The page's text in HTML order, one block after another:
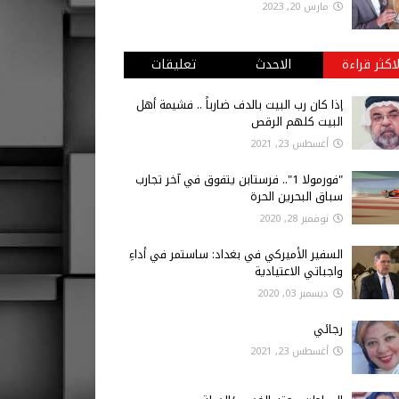
مارس 20, 2023
قراءة الاحدث تعليقات
إذا كان رب البيت بالدف ضارباً .. فشيمة أهل
البيت كلهم الرقص
أغسطس 23, 2021
"فورمولا 1".. فرستابن يتفوق في آخر تجارب
سباق البحرين الحرة
نوفمبر 28, 2020
السفير الأميركي في بغداد: ساستمر في أداءِ
واجباتي الاعتيادية
ديسمبر 03, 2020
رجائي
أغسطس 23, 2021